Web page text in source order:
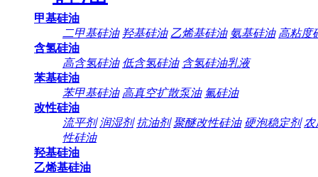
甲基硅油
二甲基硅油 羟基硅油 乙烯基硅油 氨基硅油 高粘度
含氢硅油
高含氢硅油 低含氢硅油 含氢硅油乳液
苯基硅油
苯甲基硅油 高真空扩散泵油 氟硅油
改性硅油
流平剂 润湿剂 抗油剂 聚醚改性硅油 硬泡稳定剂 农
性硅油
羟基硅油
乙烯基硅油